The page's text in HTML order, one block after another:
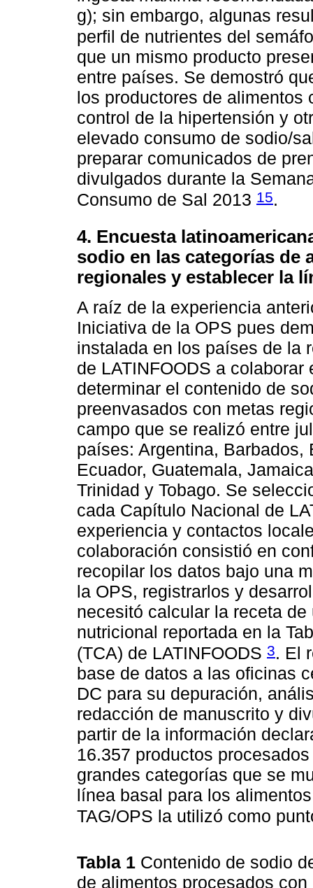
g); sin embargo, algunas
perfil de nutrientes del
que un mismo producto
entre países. Se demostró
los productores de alimentos
control de la hipertensión y
elevado consumo de sodio/
preparar comunicados de
divulgados durante la
Consumo de Sal 2013 15.
4. Encuesta
sodio en las categorías de
regionales y establecer la
A raíz de la experiencia
Iniciativa de la OPS pues
instalada en los países de la
de LATINFOODS a
determinar el contenido de
preenvasados con metas
campo que se realizó entre
países: Argentina,
Ecuador, Guatemala,
Trinidad y Tobago. Se
cada Capítulo Nacional de
experiencia y contactos
colaboración consistió en
recopilar los datos bajo una
la OPS, registrarlos y
necesitó calcular la receta
nutricional reportada en la
(TCA) de LATINFOODS 3. El
base de datos a las oficinas
DC para su depuración,
redacción de manuscrito y
partir de la información
16.357 productos
grandes categorías que se
línea basal para los
TAG/OPS la utilizó como
Tabla 1 Contenido de sodio
de alimentos procesados